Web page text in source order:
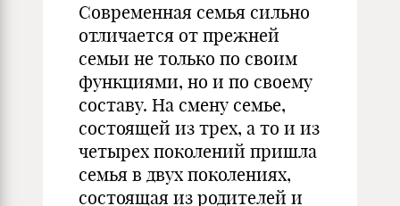
Современная семья сильно
отличается от прежней
семьи не только по своим
функциями, но и по своему
составу. На смену семье,
состоящей из трех, а то и из
четырех поколений пришла
семья в двух поколениях,
состоящая из родителей и